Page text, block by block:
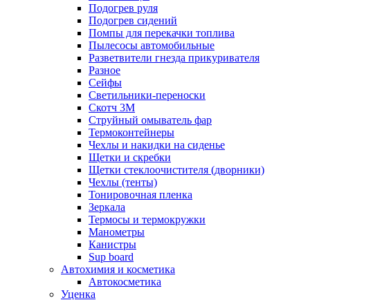
Подогрев руля
Подогрев сидений
Помпы для перекачки топлива
Пылесосы автомобильные
Разветвители гнезда прикуривателя
Разное
Сейфы
Светильники-переноски
Скотч 3М
Струйный омыватель фар
Термоконтейнеры
Чехлы и накидки на сиденье
Щетки и скребки
Щетки стеклоочистителя (дворники)
Чехлы (тенты)
Тонировочная пленка
Зеркалa
Термосы и термокружки
Манометры
Канистры
Sup board
Автохимия и косметика
Автокосметика
Уценка